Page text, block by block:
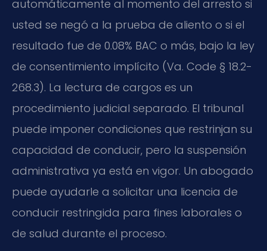
automáticamente al momento del arresto si
usted se negó a la prueba de aliento o si el
resultado fue de 0.08% BAC o más, bajo la ley
de consentimiento implícito (Va. Code § 18.2-
268.3). La lectura de cargos es un
procedimiento judicial separado. El tribunal
puede imponer condiciones que restrinjan su
capacidad de conducir, pero la suspensión
administrativa ya está en vigor. Un abogado
puede ayudarle a solicitar una licencia de
conducir restringida para fines laborales o
de salud durante el proceso.